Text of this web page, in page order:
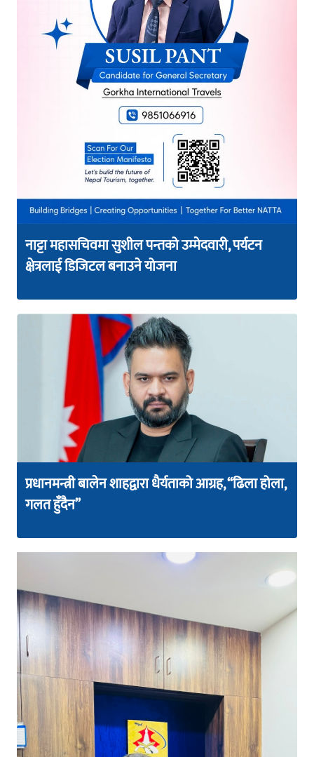
नाट्टा महासचिवमा सुशील पन्तको उम्मेदवारी, पर्यटन
क्षेत्रलाई डिजिटल बनाउने योजना
प्रधानमन्त्री बालेन शाहद्वारा धैर्यताको आग्रह, “ढिला होला,
गलत हुँदैन”